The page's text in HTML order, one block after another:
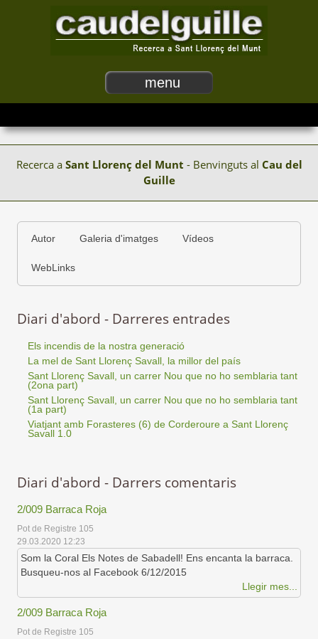
menu
Recerca a Sant Llorenç del Munt - Benvinguts al Cau del
Guille
Autor Galeria d'imatges Vídeos
WebLinks
Diari d'abord - Darreres entrades
Els incendis de la nostra generació
La mel de Sant Llorenç Savall, la millor del país
Sant Llorenç Savall, un carrer Nou que no ho semblaria tant
(2ona part)
Sant Llorenç Savall, un carrer Nou que no ho semblaria tant
(1a part)
Viatjant amb Forasteres (6) de Corderoure a Sant Llorenç
Savall 1.0
Diari d'abord - Darrers comentaris
2/009 Barraca Roja
Pot de Registre 105
29.03.2020 12:23
Som la Coral Els Notes de Sabadell! Ens encanta la barraca.
Busqueu-nos al Facebook 6/12/2015
Llegir mes...
2/009 Barraca Roja
Pot de Registre 105